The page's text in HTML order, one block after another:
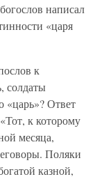
написал
«царя
к
солдаты
«царь»? Ответ
к которому
месяца,
Поляки
казной,